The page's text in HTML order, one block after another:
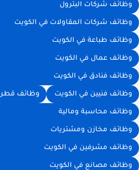
وظائف شركات البترول
وظائف شركات المقاولات في الكويت
وظائف طباعة في الكويت
وظائف عمال في الكويت
وظائف فنادق في الكويت
وظائف فنيين في الكويت وظائف قطر
وظائف محاسبة ومالية
وظائف مخازن ومشتريات
وظائف مشرفين في الكويت
وظائف مصانع في الكويت